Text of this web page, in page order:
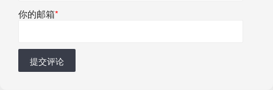
你的邮箱*
提交评论